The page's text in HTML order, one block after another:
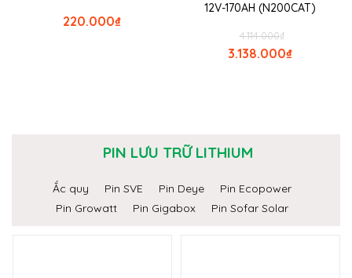
₫
220.000
12V-170AH (N200CAT)
₫
4.114.000
₫
3.138.000
PIN LƯU TRỮ LITHIUM
Ắc quy Pin SVE Pin Deye
Pin Ecopower
Pin Growatt
Pin Gigabox Pin Sofar Solar